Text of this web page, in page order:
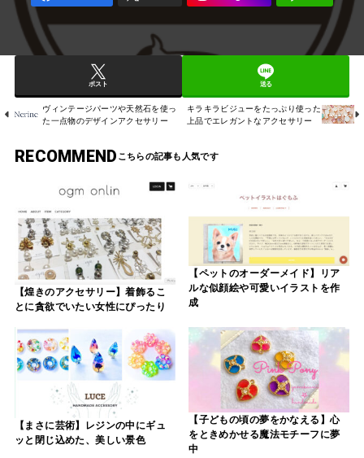
ポスト 送る
ヴィンテージパーツや天然石を使っ
た一点物のデザインアクセサリー
キラキラビジューをたっぷり使った
上品でエレガントなアクセサリー
RECOMMEND
【煌きのアクセサリー】着飾るこ
とに貪欲でいたい女性にぴったり
【ペットのオーダーメイド】リア
ルな似顔絵や可愛いイラストを作
成
【まさに芸術】レジンの中にギュ
ッと閉じ込めた、美しい景色
【子どもの頃の夢をかなえる】心
をときめかせる魔法モチーフに夢
中